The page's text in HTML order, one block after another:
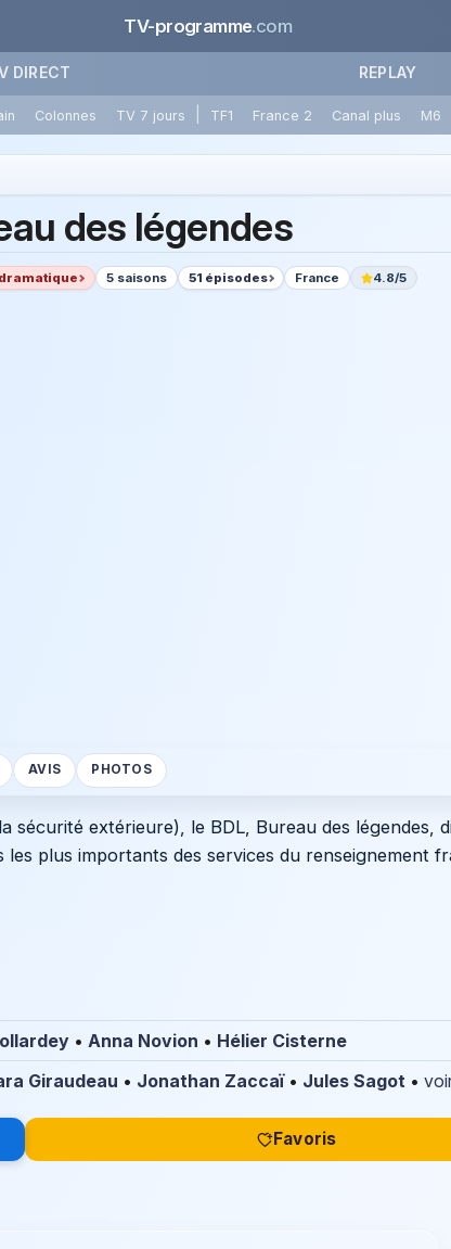
TV-programme.com
DIRECT REPLAY
Colonnes TV 7 jours TF1 France 2 Canal plus M6
des légendes
5 saisons 51 épisodes France 4.8/5
AVIS PHOTOS
sécurité extérieure), le BDL, Bureau des légendes,
plus importants des services du renseignement
• Anna Novion • Hélier Cisterne
Giraudeau • Jonathan Zaccaï• Jules Sagot •
Favoris